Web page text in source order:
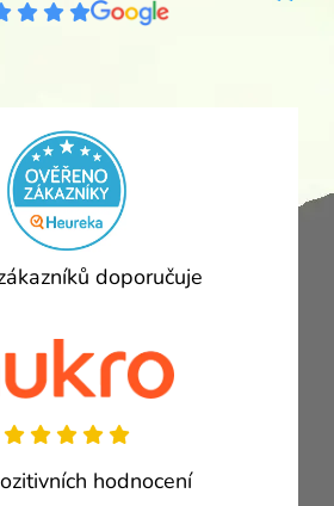
doporučuje
hodnocení